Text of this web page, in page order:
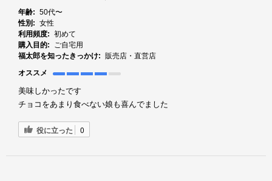
年齢: 50代〜
性別: 女性
利用頻度: 初めて
購入目的:
ご自宅用
福太郎を知ったきっかけ: 販売店・直営店
オススメ
美味しかったです
チョコをあまり食べない娘も喜んでました
役に立った 0